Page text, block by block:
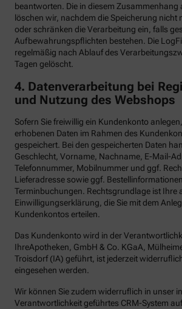
beantworten. Die in diesem Zusammenhang
löschen wir, nachdem die Speicherung nicht
oder schränken die Verarbeitung ein, falls
Aufbewahrungspflichten bestehen. Die
regelmäßig nach Ablauf des
Tagen gelöscht.
4. Datenverarbeitung bei
und Nutzung des Webshops
Sofern Sie freiwillig ein Kundenkonto
erhobenen Daten im Rahmen des
gespeichert. Bei den gespeicherten Daten
Geschlecht, Vorname, Nachname, E-Mail-
Telefonnummer, Mobilnummer und ggf.
Lieferadresse sowie ggf.
Terminbuchungen. Rechtsgrundlage ist Ihre
Einwilligungserklärung, die Sie mit dem
Kundenkontos erteilen.
Das Kundenkonto wird in der
IhreApotheken, GmbH & Co. KGaA,
Troisdorf (IA) geführt, ist jederzeit
eingesehen werden.
Wir können Sie zudem widerruflich in unser
Verantwortlichkeit geführtes CRM-System